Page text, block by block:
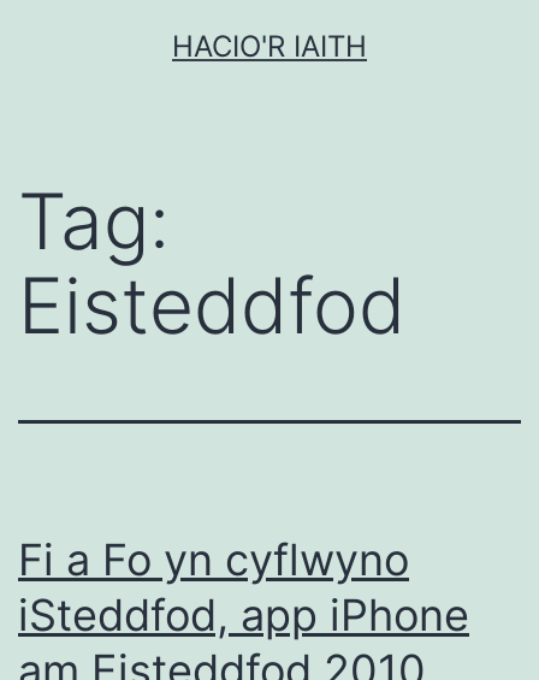
HACIO'R IAITH
Tag:
Eisteddfod
Fi a Fo yn cyflwyno
iSteddfod, app iPhone